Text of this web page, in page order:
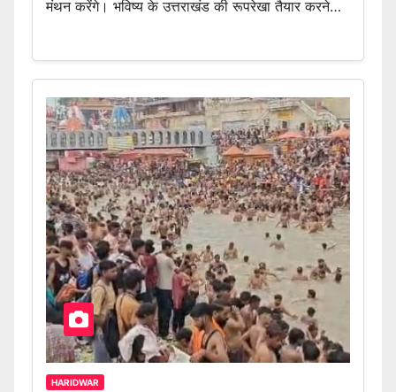
मंथन करेंगे। भविष्य के उत्तराखंड की रूपरेखा तैयार करने…
HARIDWAR